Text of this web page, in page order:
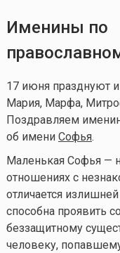
Именины по
17 июня празднуют
Мария, Марфа,
Поздравляем
об имени Софья.
Маленькая Софья —
отношениях с
отличается
способна проявить
беззащитному
человеку,